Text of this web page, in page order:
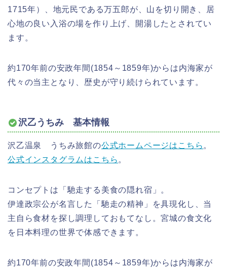
1715年）、地元民である万五郎が、山を切り開き、居
心地の良い入浴の場を作り上げ、開湯したとされてい
ます。
約170年前の安政年間(1854～1859年)からは内海家が
代々の当主となり、歴史が守り続けられています。
沢乙うちみ 基本情報
沢乙温泉 うちみ旅館の公式ホームページはこちら 。
公式インスタグラムはこちら 。
コンセプトは「馳走する美食の隠れ宿」。
伊達政宗公が名言した「馳走の精神」を具現化し、当
主自ら食材を探し調理しておもてなし。宮城の食文化
を日本料理の世界で体感できます。
約170年前の安政年間(1854～1859年)からは内海家が